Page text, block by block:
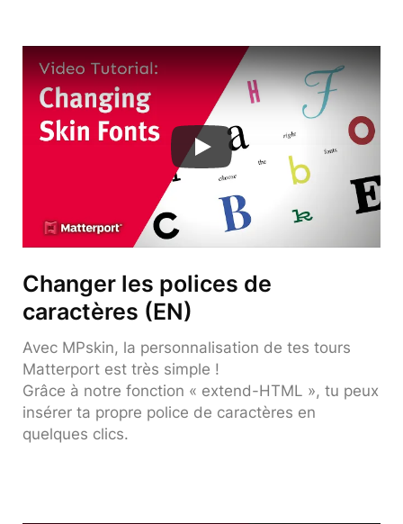
Changer les polices de
caractères (EN)
Avec MPskin, la personnalisation de tes tours
Matterport est très simple !
Grâce à notre fonction « extend-HTML », tu peux
insérer ta propre police de caractères en
quelques clics.